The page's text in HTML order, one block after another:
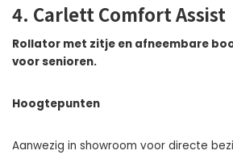
4. Carlett Comfort Assist
Rollator met zitje en afneembare
voor senioren.
Hoogtepunten
Aanwezig in showroom voor directe